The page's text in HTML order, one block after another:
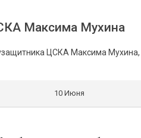
Максима Мухина
ЦСКА Максима
10 Июня